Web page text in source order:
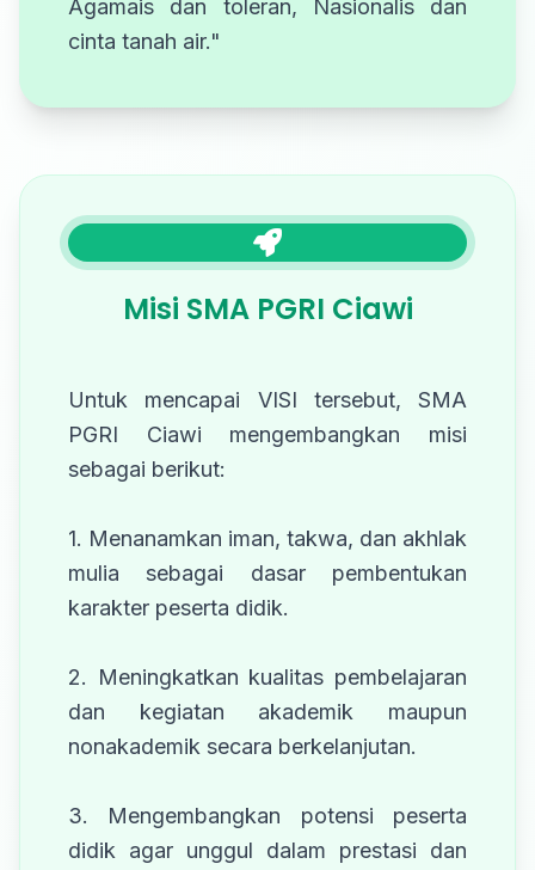
Agamais dan toleran, Nasionalis dan
cinta tanah air."
Misi SMA PGRI Ciawi
Untuk mencapai VISI tersebut, SMA
PGRI Ciawi mengembangkan misi
sebagai berikut:
1. Menanamkan iman, takwa, dan akhlak
mulia sebagai dasar pembentukan
karakter peserta didik.
2. Meningkatkan kualitas pembelajaran
dan kegiatan akademik maupun
nonakademik secara berkelanjutan.
3. Mengembangkan potensi peserta
didik agar unggul dalam prestasi dan